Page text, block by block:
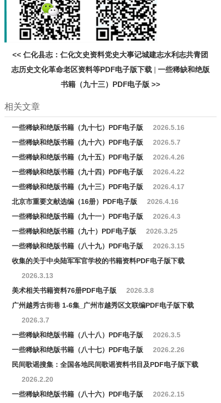
<<仁化县志：仁化文史资料党史大事记城建志水利志共青团
志历史文化革命老区资料等PDF电子版下载 | 一些稀缺和绝版
书籍（九十三）PDF电子版 >>
相关文章
一些稀缺和绝版书籍（九十七）PDF电子版
2026.5.16
一些稀缺和绝版书籍（九十六）PDF电子版
2026.5.7
一些稀缺和绝版书籍（九十五）PDF电子版
2026.4.26
一些稀缺和绝版书籍（九十四）PDF电子版
2026.4.22
一些稀缺和绝版书籍（九十三）PDF电子版
2026.4.17
北京市重要文献选编（16册）PDF电子版
2026.4.16
一些稀缺和绝版书籍（九十一）PDF电子版
2026.4.3
一些稀缺和绝版书籍（九十）PDF电子版
2026.3.25
一些稀缺和绝版书籍（八十九）PDF电子版
2026.3.15
收集的关于中央陆军军官学校的书籍资料PDF电子版下载
2026.3.13
美术相关书籍资料76册PDF电子版
2026.3.8
广州越秀古街巷 1-6集_广州市越秀区文联编PDF电子版下载
2026.3.7
一些稀缺和绝版书籍（八十八）PDF电子版
2026.3.5
一些稀缺和绝版书籍（八十七）PDF电子版
2026.2.26
民间歌谣搜集：全国各地民间歌谣资料书目及PDF电子版下载
2026.2.20
一些稀缺和绝版书籍（八十六）PDF电子版
2026.2.15